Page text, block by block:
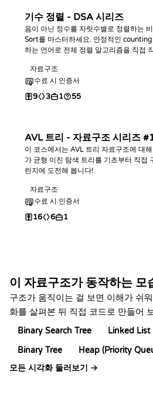
기수 정렬 - DSA 시리즈
음이 아닌 정수를 자릿수별로 정렬하는
Sort를 마스터하세요. 안정적인
하는 언어로 전체 정렬 알고리즘을 직접
자료구조
수료 시 인증서
9 3 1 55
AVL 트리 - 자료구조 시리즈
이 코스에서는 AVL 트리 자료구조에 대
가 균형 이진 탐색 트리를 기초부터 직접
린지에 도전해 봅니다!
자료구조
수료 시 인증서
16 6 1
이 자료구조가 동작하는 모
구조가 움직이는 걸 보면 이해가 쉬
화를 살펴본 뒤 직접 코드로 만들어
Binary Search Tree Linked List
Binary Tree
Heap (Priority
모든 시각화 둘러보기 →